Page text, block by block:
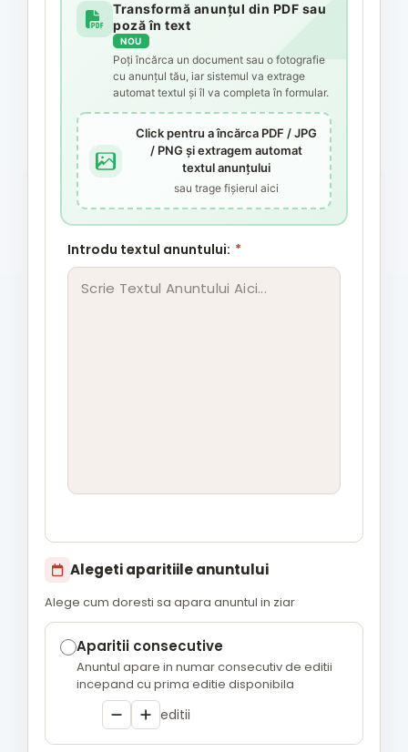
Transformă anunțul din PDF sau
poză în text
NOU
Poți încărca un document sau o fotografie
cu anunțul tău, iar sistemul va extrage
automat textul și îl va completa în formular.
Click pentru a încărca PDF / JPG
/ PNG și extragem automat
textul anunțului
sau trage fișierul aici
Introdu textul anuntului: *
Alegeti aparitiile anuntului
Alege cum doresti sa apara anuntul in ziar
Aparitii consecutive
Anuntul apare in numar consecutiv de editii
incepand cu prima editie disponibila
editii